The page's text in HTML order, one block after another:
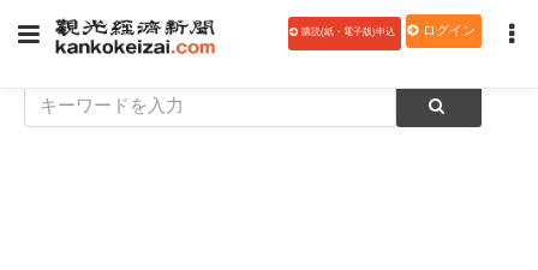
購読(紙・電子版)申込 ログイン